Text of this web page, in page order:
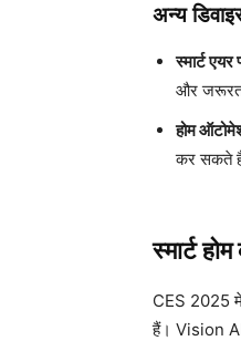
अन्य
स्मार्ट एयर
और जरूरत
होम
कर सकते
स्मार्ट
CES 2025 में
हैं। Vision AI